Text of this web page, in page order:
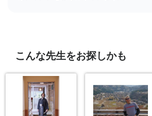
こんな先生をお探しかも